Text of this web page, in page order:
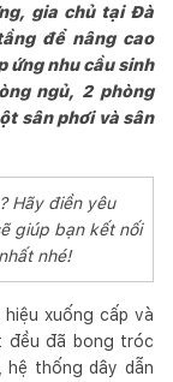
gia chủ tại Đà
để nâng cao
ứng nhu cầu sinh
ngủ, 2 phòng
sân phơi và sân
Hãy điền yêu
giúp bạn kết nối
nhé!
xuống cấp và
đều đã bong tróc
hệ thống dây dẫn